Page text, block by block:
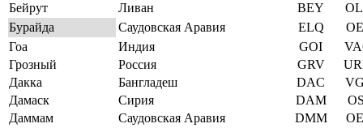
Бейрут
Ливан BEY
Бурайда
Саудовская Аравия ELQ
Гоа
Индия GOI
Грозный
Россия GRV
Дакка
Бангладеш DAC
Дамаск
Сирия DAM
Даммам
Саудовская Аравия DMM